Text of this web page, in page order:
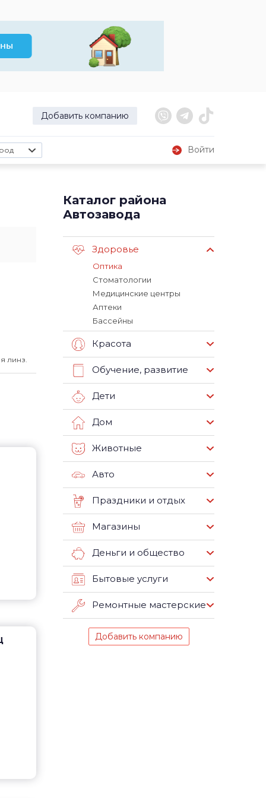
Добавить компанию
Войти
линз.
Каталог района
Автозавода
Здоровье
Оптика
Стоматологии
Медицинские центры
Аптеки
Бассейны
Красота
Обучение, развитие
Дети
Дом
Животные
Авто
Праздники и отдых
Магазины
Деньги и общество
Бытовые услуги
Ремонтные мастерские
Добавить компанию